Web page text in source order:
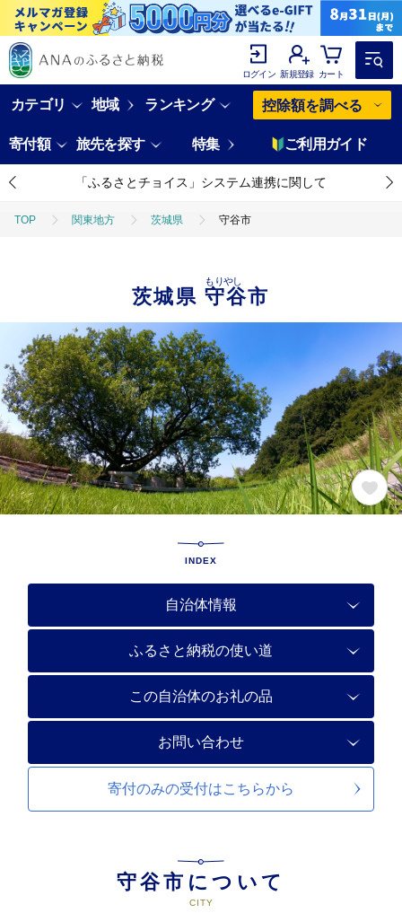
ログイン 新規登録 カート
カテゴリ 地域 ランキング 控除額を調べる
寄付額 旅先を探す 特集 ご利用ガイド
「ふるさとチョイス」システム連携に関して
TOP 関東地方 茨城県 守谷市
茨城県守谷市
もりやし
INDEX
自治体情報
ふるさと納税の使い道
この自治体のお礼の品
お問い合わせ
寄付のみの受付はこちらから
守谷市について